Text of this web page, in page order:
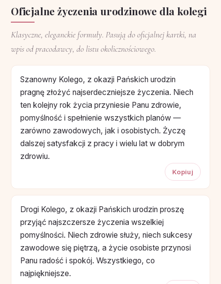
Oficjalne życzenia urodzinowe dla kolegi
Klasyczne, eleganckie formuły. Pasują do oficjalnej kartki, na
wpis od pracodawcy, do listu okolicznościowego.
Szanowny Kolego, z okazji Pańskich urodzin
pragnę złożyć najserdeczniejsze życzenia. Niech
ten kolejny rok życia przyniesie Panu zdrowie,
pomyślność i spełnienie wszystkich planów —
zarówno zawodowych, jak i osobistych. Życzę
dalszej satysfakcji z pracy i wielu lat w dobrym
zdrowiu.
Kopiuj
Drogi Kolego, z okazji Pańskich urodzin proszę
przyjąć najszczersze życzenia wszelkiej
pomyślności. Niech zdrowie służy, niech sukcesy
zawodowe się piętrzą, a życie osobiste przynosi
Panu radość i spokój. Wszystkiego, co
najpiękniejsze.